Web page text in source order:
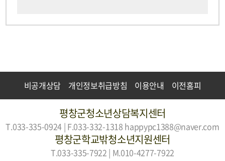
비공개상담 개인정보취급방침 이용안내 이전홈피
평창군청소년상담복지센터
T.033-335-0924 | F.033-332-1318 happypc1388@naver.com
평창군학교밖청소년지원센터
T.033-335-7922 | M.010-4277-7922